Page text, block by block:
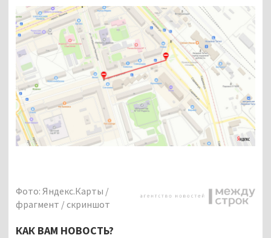
Фото: Яндекс.Карты /
фрагмент / скриншот
КАК ВАМ НОВОСТЬ?